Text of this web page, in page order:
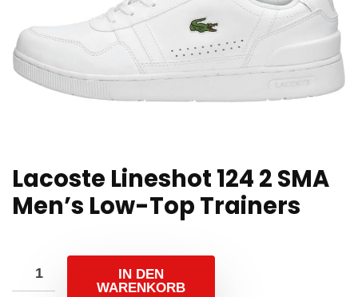
Lacoste Lineshot 124 2 SMA
Men’s Low-Top Trainers
IN DEN
WARENKORB